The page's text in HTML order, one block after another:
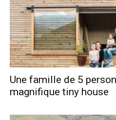
Une famille de 5
magnifique tiny house